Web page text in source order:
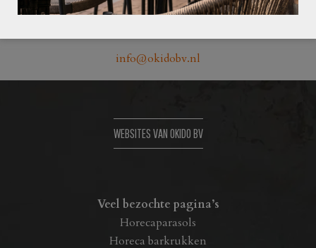
Uranus 8 8448 CR Heerenveen
info@okidobv.nl
WEBSITES VAN OKIDO BV
Veel bezochte pagina’s
Horecaparasols
Horeca barkrukken